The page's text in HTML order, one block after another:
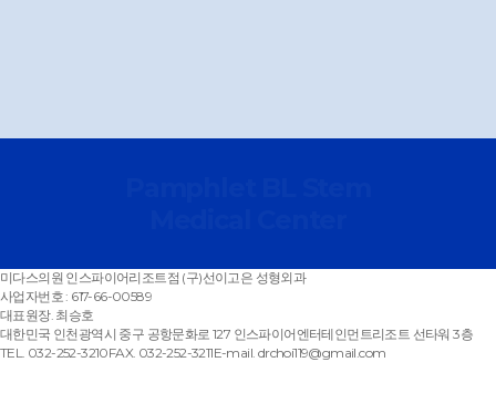
미다스의원 인스파이어리조트점 (구)선이고은 성형외과
사업자번호 : 617-66-00589
대표원장. 최승호
대한민국 인천광역시 중구 공항문화로 127 인스파이어엔터테인먼트리조트 선타워 3층
TEL. 032-252-3210FAX. 032-252-3211E-mail. drchoi119@gmail.com